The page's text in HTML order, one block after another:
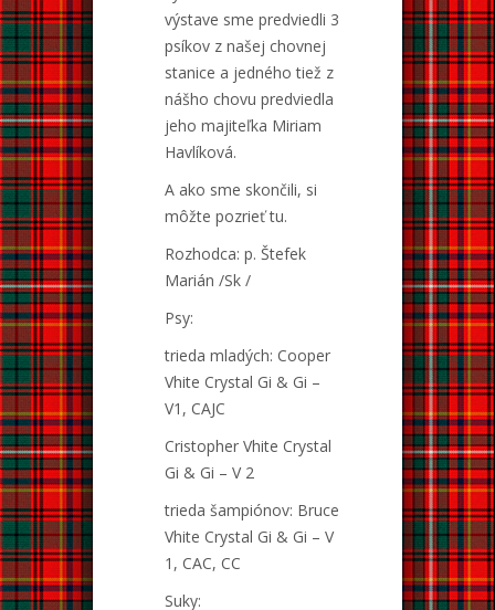
výstave sme predviedli 3
psíkov z našej chovnej
stanice a jedného tiež z
nášho chovu predviedla
jeho majiteľka Miriam
Havlíková.
A ako sme skončili, si
môžte pozrieť tu.
Rozhodca: p. Štefek
Marián /Sk /
Psy:
trieda mladých: Cooper
Vhite Crystal Gi & Gi –
V1, CAJC
Cristopher Vhite Crystal
Gi & Gi – V 2
trieda šampiónov: Bruce
Vhite Crystal Gi & Gi – V
1, CAC, CC
Suky: